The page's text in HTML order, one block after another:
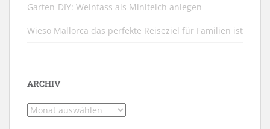
Garten-DIY: Weinfass als Miniteich anlegen
Wieso Mallorca das perfekte Reiseziel für Familien ist
ARCHIV
Archiv